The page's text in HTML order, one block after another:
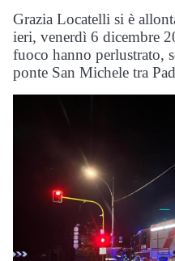
Grazia Locatelli si è
ieri, venerdì 6 dicembre
fuoco hanno perlustrato,
ponte San Michele tra